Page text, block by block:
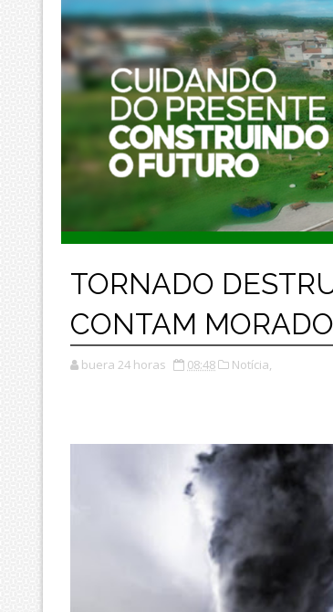
TORNADO
CONTAM
buera 24 horas 08:48 Notícia,